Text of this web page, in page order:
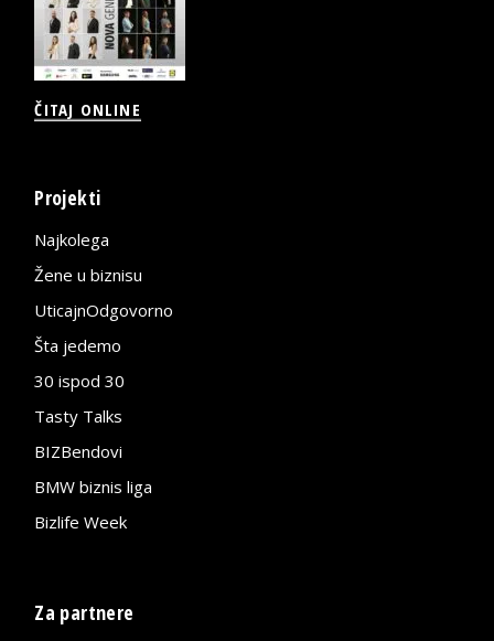
ČITAJ ONLINE
Projekti
Najkolega
Žene u biznisu
UticajnOdgovorno
Šta jedemo
30 ispod 30
Tasty Talks
BIZBendovi
BMW biznis liga
Bizlife Week
Za partnere